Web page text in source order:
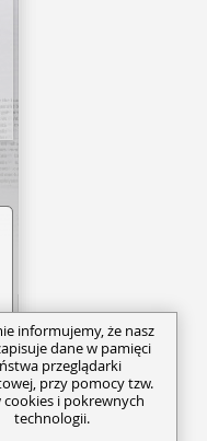
informujemy, że nasz
dane w pamięci
przeglądarki
przy pomocy tzw.
cookies i pokrewnych
technologii.